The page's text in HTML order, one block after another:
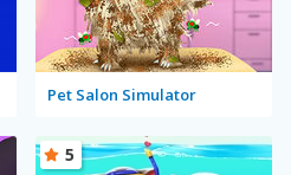
Pet Salon Simulator
5